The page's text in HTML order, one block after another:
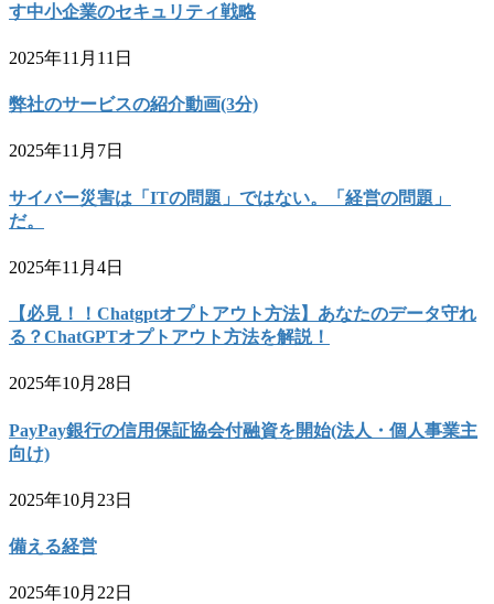
す中小企業のセキュリティ戦略
2025年11月11日
弊社のサービスの紹介動画(3分)
2025年11月7日
サイバー災害は「ITの問題」ではない。「経営の問題」
だ。
2025年11月4日
【必見！！Chatgptオプトアウト方法】あなたのデータ守れ
る？ChatGPTオプトアウト方法を解説！
2025年10月28日
PayPay銀行の信用保証協会付融資を開始(法人・個人事業主
向け)
2025年10月23日
備える経営
2025年10月22日